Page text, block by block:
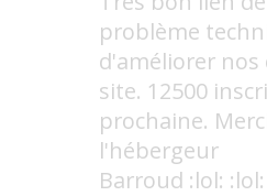
problème
d'améliorer
site. 12500
prochaine.
l'hébergeur
Barroud :lol: